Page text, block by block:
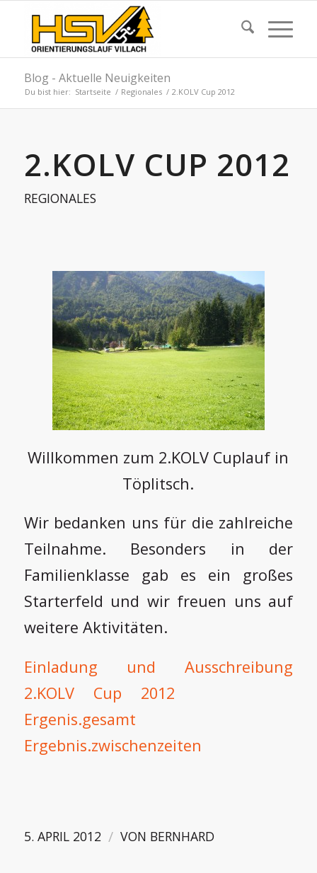
Blog - Aktuelle Neuigkeiten
Du bist hier: Startseite / Regionales / 2.KOLV Cup 2012
2.KOLV CUP 2012
REGIONALES
Willkommen zum 2.KOLV Cuplauf in
Töplitsch.
Wir bedanken uns für die zahlreiche
Teilnahme. Besonders in der
Familienklasse gab es ein großes
Starterfeld und wir freuen uns auf
weitere Aktivitäten.
Einladung und Ausschreibung
2.KOLV Cup 2012
Ergenis.gesamt
Ergebnis.zwischenzeiten
5. APRIL 2012 / VON BERNHARD